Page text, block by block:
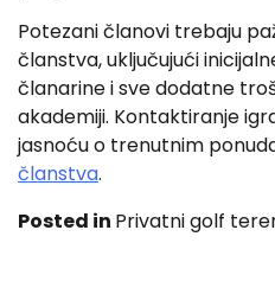
Potezani članovi trebaju
članstva, uključujući
članarine i sve dodatne
akademiji. Kontaktiranje
jasnoću o trenutnim
članstva.
Posted in Privatni golf